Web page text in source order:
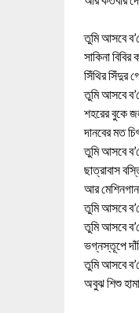
তুমি আসবে
সাকিনা
সিঁথির সিঁদুর
তুমি আসবে
শহরের বুকে
দানবের মত
তুমি আসবে
ছাত্রাবাস
আর
তুমি আসবে
তুমি আসবে
ভগ্নস্তূপে
তুমি আসবে
অবুঝ শিশু